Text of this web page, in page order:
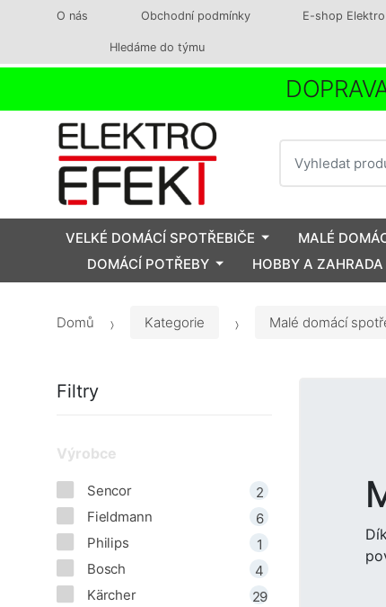
O nás Obchodní podmínky E-shop
Hledáme do týmu
VELKÉ DOMÁCÍ SPOTŘEBIČE MALÉ
DOMÁCÍ POTŘEBY
HOBBY A ZAHRADA
Domů Kategorie Malé domácí
Filtry
Výrobce
Sencor
2
Fieldmann
6
Philips
1
Bosch
4
Kärcher
29